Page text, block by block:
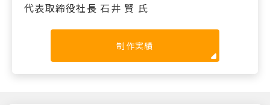
代表取締役社長 石井 賢 氏
制作実績